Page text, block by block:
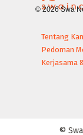
© 2026 Swa
Tentang
Pedoman
Kerjasama
©